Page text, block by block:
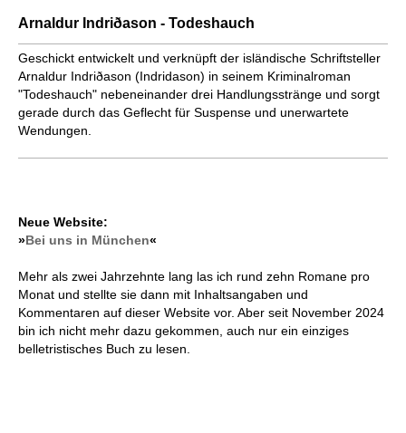
Arnaldur Indriðason - Todeshauch
Geschickt entwickelt und verknüpft der isländische Schriftsteller
Arnaldur Indriðason (Indridason) in seinem Kriminalroman
"Todeshauch" nebeneinander drei Handlungsstränge und sorgt
gerade durch das Geflecht für Suspense und unerwartete
Wendungen.
Neue Website:
»Bei uns in München«
Mehr als zwei Jahrzehnte lang las ich rund zehn Romane pro
Monat und stellte sie dann mit Inhaltsangaben und
Kommentaren auf dieser Website vor. Aber seit November 2024
bin ich nicht mehr dazu gekommen, auch nur ein einziges
belletristisches Buch zu lesen.